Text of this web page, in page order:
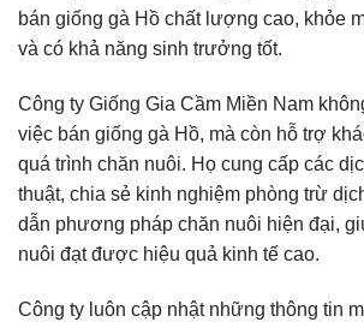
bán giống gà Hồ chất lượng cao, khỏe
và có khả năng sinh trưởng tốt.
Công ty Giống Gia Cầm Miền Nam
việc bán giống gà Hồ, mà còn hỗ trợ
quá trình chăn nuôi. Họ cung cấp các
thuật, chia sẻ kinh nghiệm phòng trừ
dẫn phương pháp chăn nuôi hiện đại,
nuôi đạt được hiệu quả kinh tế cao.
Công ty luôn cập nhật những thông tin